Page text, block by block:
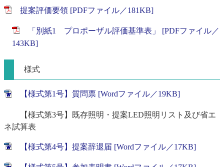
提案評価要領 [PDFファイル／181KB]
「別紙1 プロポーザル評価基準表」 [PDFファイル／
143KB]
様式
【様式第1号】質問票 [Wordファイル／19KB]
【様式第3号】既存照明・提案LED照明リスト及び省エ
ネ試算表
【様式第4号】提案辞退届 [Wordファイル／17KB]